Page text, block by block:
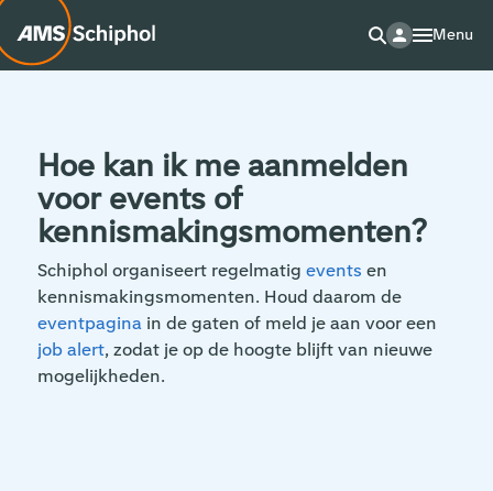
Menu
Hoe kan ik me aanmelden
voor events of
kennismakingsmomenten?
Schiphol organiseert regelmatig events en
kennismakingsmomenten. Houd daarom de
eventpagina in de gaten of meld je aan voor een
job alert, zodat je op de hoogte blijft van nieuwe
mogelijkheden.